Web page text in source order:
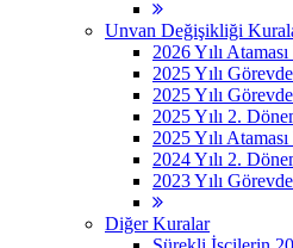
Unvan Değişikliği
2026 Yılı
2025 Yılı
2025 Yılı
2025 Yılı 2.
2025 Yılı
2024 Yılı 2.
2023 Yılı
Diğer Kuralar